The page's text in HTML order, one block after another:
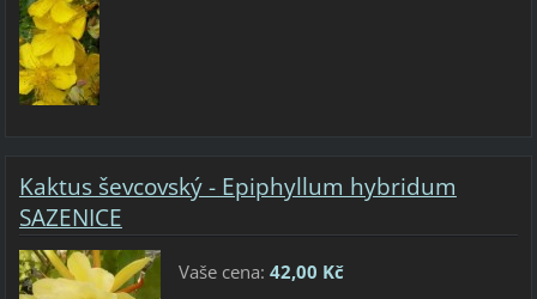
Kaktus ševcovský - Epiphyllum hybridum
SAZENICE
Vaše cena: 42,00 Kč